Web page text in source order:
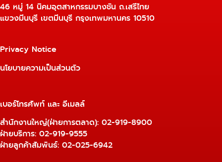
46 หมู่ 14 นิคมอุตสาหกรรมบางชัน ถ.เสรีไทย
แขวงมีนบุรี เขตมีนบุรี กรุงเทพมหานคร 10510
Privacy Notice
นโยบายความเป็นส่วนตัว
เบอร์โทรศัพท์ และ อีเมลล์
สำนักงานใหญ่(ฝ่ายการตลาด): 02-919-8900
ฝ่ายบริการ: 02-919-9555
ฝ่ายลูกค้าสัมพันธ์: 02-025-6942